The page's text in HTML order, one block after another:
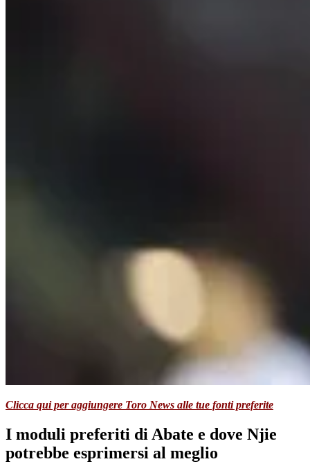
Clicca qui per aggiungere Toro News alle tue fonti preferite
I moduli preferiti di Abate e dove Njie
potrebbe esprimersi al meglio